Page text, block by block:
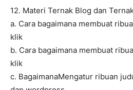
12. Materi Ternak Blog dan
a. Cara bagaimana membuat
klik
b. Cara bagaimana membuat
klik
c. BagaimanaMengatur ribuan